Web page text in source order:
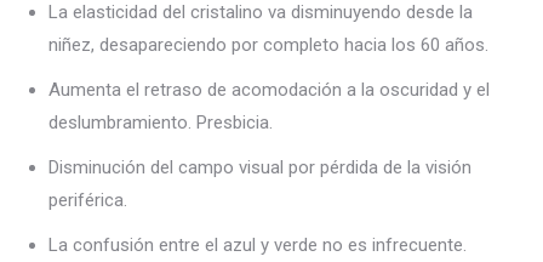
La elasticidad del cristalino va disminuyendo desde la
niñez, desapareciendo por completo hacia los 60 años.
Aumenta el retraso de acomodación a la oscuridad y el
deslumbramiento. Presbicia.
Disminución del campo visual por pérdida de la visión
periférica.
La confusión entre el azul y verde no es infrecuente.